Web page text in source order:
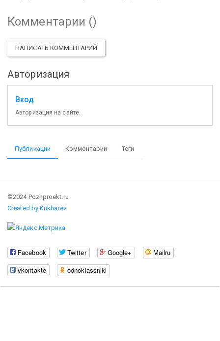
Комментарии ()
НАПИСАТЬ КОММЕНТАРИЙ
Авторизация
Вход
Авторизация на сайте.
Публикации Комментарии Теги
©2024 Pozhproekt.ru
Created by Kukharev
Facebook Twitter Google+
Mailru
vkontakte
odnoklassniki